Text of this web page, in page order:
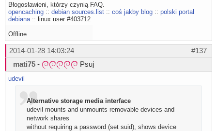
Błogosławieni, którzy czynią FAQ.
opencaching :: debian sources.list :: coś jakby blog :: polski portal
debiana :: linux user #403712
Offline
#137
2014-01-28 14:03:24
mati75 - Psuj
udevil
Alternative storage media interface
udevil mounts and unmounts removable devices and
network shares
without requiring a password (set suid), shows device